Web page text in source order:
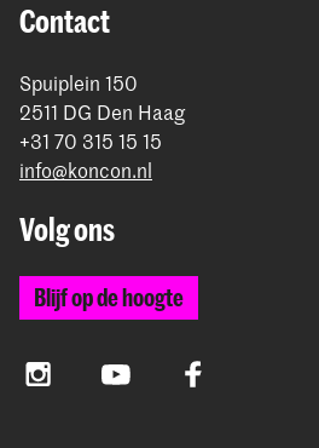
Contact
Spuiplein 150
2511 DG Den Haag
+31 70 315 15 15
info@koncon.nl
Volg ons
Blijf op de hoogte
InstagramYouTube Facebook